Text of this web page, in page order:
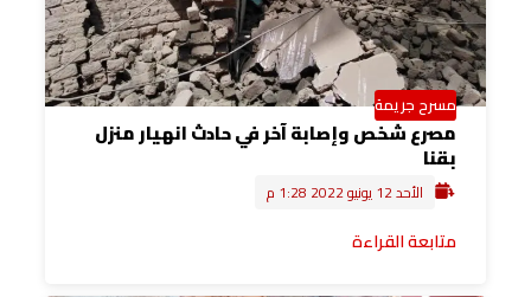
مسرح جريمة
مصرع شخص وإصابة آخر في حادث انهيار منزل
بقنا
الأحد 12 يونيو 2022 1:28 م
متابعة القراءة